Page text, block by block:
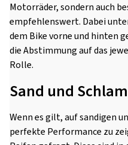
Motorräder, sondern auch
empfehlenswert. Dabei
dem Bike vorne und hinten
die Abstimmung auf das
Rolle.
Sand und
Wenn es gilt, auf sandigen
perfekte Performance zu